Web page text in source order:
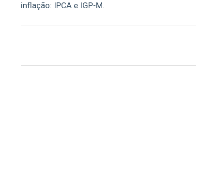
inflação: IPCA e IGP-M.